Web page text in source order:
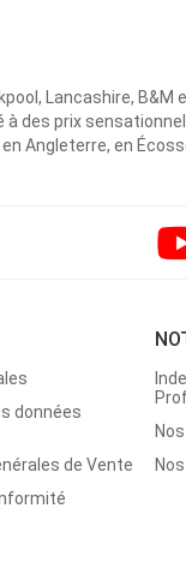
Lancashire,
des prix
Angleterre, en
données
de Vente